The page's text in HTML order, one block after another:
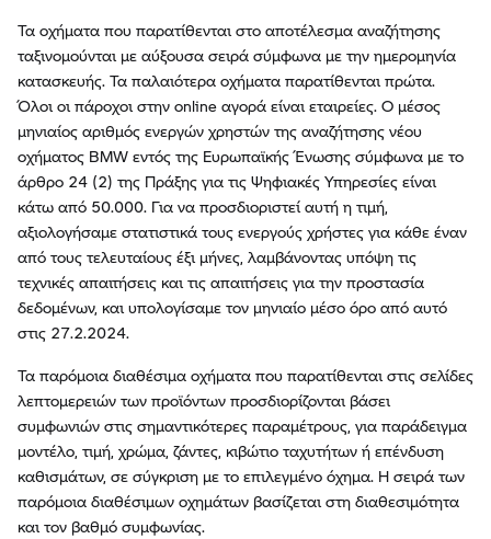
Τα οχήματα που παρατίθενται στο αποτέλεσμα αναζήτησης
ταξινομούνται με αύξουσα σειρά σύμφωνα με την ημερομηνία
κατασκευής. Τα παλαιότερα οχήματα παρατίθενται πρώτα.
Όλοι οι πάροχοι στην online αγορά είναι εταιρείες. Ο μέσος
μηνιαίος αριθμός ενεργών χρηστών της αναζήτησης νέου
οχήματος BMW εντός της Ευρωπαϊκής Ένωσης σύμφωνα με το
άρθρο 24 (2) της Πράξης για τις Ψηφιακές Υπηρεσίες είναι
κάτω από 50.000. Για να προσδιοριστεί αυτή η τιμή,
αξιολογήσαμε στατιστικά τους ενεργούς χρήστες για κάθε έναν
από τους τελευταίους έξι μήνες, λαμβάνοντας υπόψη τις
τεχνικές απαιτήσεις και τις απαιτήσεις για την προστασία
δεδομένων, και υπολογίσαμε τον μηνιαίο μέσο όρο από αυτό
στις 27.2.2024.
Τα παρόμοια διαθέσιμα οχήματα που παρατίθενται στις σελίδες
λεπτομερειών των προϊόντων προσδιορίζονται βάσει
συμφωνιών στις σημαντικότερες παραμέτρους, για παράδειγμα
μοντέλο, τιμή, χρώμα, ζάντες, κιβώτιο ταχυτήτων ή επένδυση
καθισμάτων, σε σύγκριση με το επιλεγμένο όχημα. Η σειρά των
παρόμοια διαθέσιμων οχημάτων βασίζεται στη διαθεσιμότητα
και τον βαθμό συμφωνίας.